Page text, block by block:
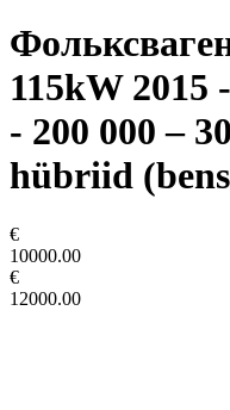
115kW 2015
- 200 000 –
hübriid
€
10000.00
€
12000.00